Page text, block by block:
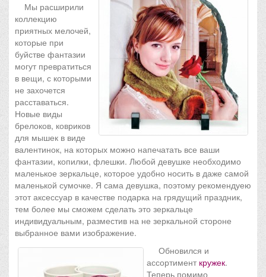
Мы расширили
коллекцию
приятных мелочей,
которые при
буйстве фантазии
могут превратиться
в вещи, с которыми
не захочется
расставаться.
Новые виды
брелоков, ковриков
для мышек в виде
валентинок, на которых можно напечатать все ваши
фантазии, копилки, флешки. Любой девушке необходимо
маленькое зеркальце, которое удобно носить в даже самой
маленькой сумочке. Я сама девушка, поэтому рекомендуею
этот аксессуар в качестве подарка на грядущий праздник,
тем более мы сможем сделать это зеркальце
индивидуальным, разместив на не зеркальной стороне
выбранное вами изображение.
Обновился и
ассортимент кружек.
Теперь помимо